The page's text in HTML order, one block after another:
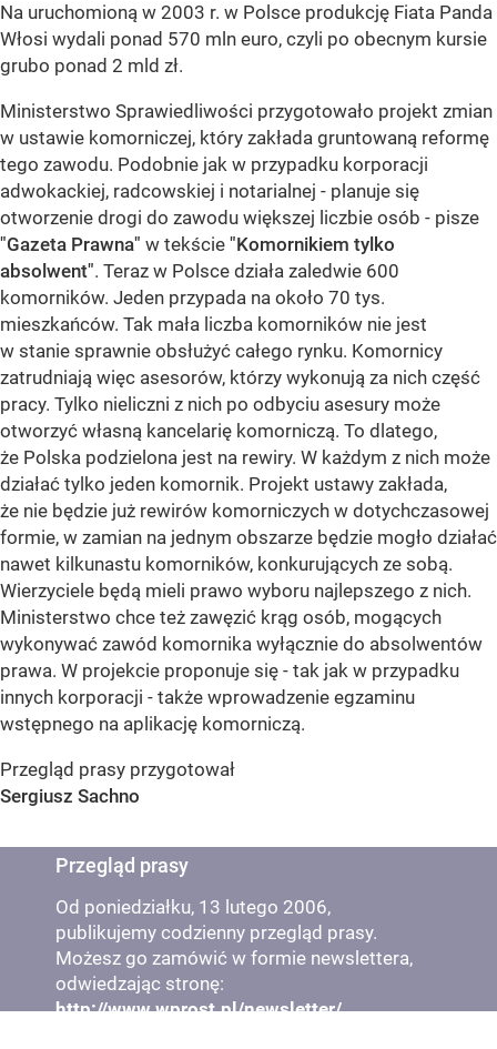
Na uruchomioną w 2003 r. w Polsce produkcję Fiata Panda
Włosi wydali ponad 570 mln euro, czyli po obecnym kursie
grubo ponad 2 mld zł.
Ministerstwo Sprawiedliwości przygotowało projekt zmian
w ustawie komorniczej, który zakłada gruntowaną reformę
tego zawodu. Podobnie jak w przypadku korporacji
adwokackiej, radcowskiej i notarialnej - planuje się
otworzenie drogi do zawodu większej liczbie osób - pisze
"Gazeta Prawna" w tekście "Komornikiem tylko
absolwent". Teraz w Polsce działa zaledwie 600
komorników. Jeden przypada na około 70 tys.
mieszkańców. Tak mała liczba komorników nie jest
w stanie sprawnie obsłużyć całego rynku. Komornicy
zatrudniają więc asesorów, którzy wykonują za nich część
pracy. Tylko nieliczni z nich po odbyciu asesury może
otworzyć własną kancelarię komorniczą. To dlatego,
że Polska podzielona jest na rewiry. W każdym z nich może
działać tylko jeden komornik. Projekt ustawy zakłada,
że nie będzie już rewirów komorniczych w dotychczasowej
formie, w zamian na jednym obszarze będzie mogło działać
nawet kilkunastu komorników, konkurujących ze sobą.
Wierzyciele będą mieli prawo wyboru najlepszego z nich.
Ministerstwo chce też zawęzić krąg osób, mogących
wykonywać zawód komornika wyłącznie do absolwentów
prawa. W projekcie proponuje się - tak jak w przypadku
innych korporacji - także wprowadzenie egzaminu
wstępnego na aplikację komorniczą.
Przegląd prasy przygotował
Sergiusz Sachno
Przegląd prasy
Od poniedziałku, 13 lutego 2006,
publikujemy codzienny przegląd prasy.
Możesz go zamówić w formie newslettera,
odwiedzając stronę:
http://www.wprost.pl/newsletter/